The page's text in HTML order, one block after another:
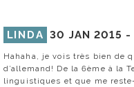
LINDA 30 JAN 2015
Hahaha, je vois très bien de
d’allemand! De la 6ème à la
linguistiques et que me